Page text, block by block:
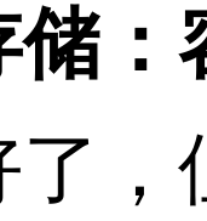
储
了，